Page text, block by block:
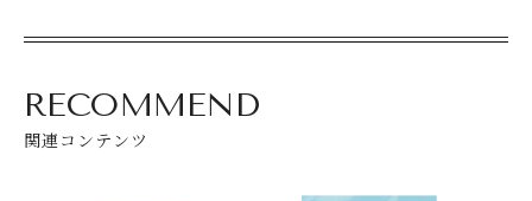
RECOMMEND
関連コンテンツ